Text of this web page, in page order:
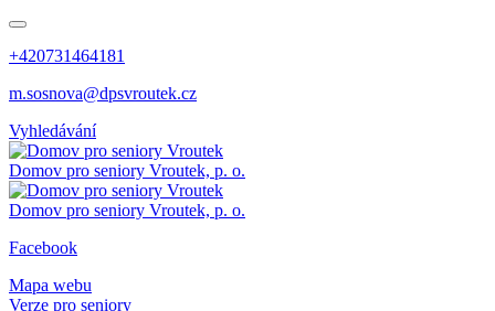
+420731464181
m.sosnova@dpsvroutek.cz
Vyhledávání
Domov pro seniory Vroutek, p. o.
Domov pro seniory Vroutek, p. o.
Facebook
Mapa webu
Verze pro seniory